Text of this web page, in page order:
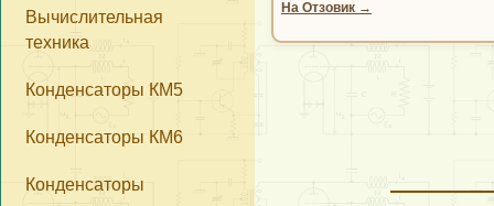
На Отзовик →
Вычислительная
техника
Конденсаторы КМ5
Конденсаторы КМ6
Конденсаторы